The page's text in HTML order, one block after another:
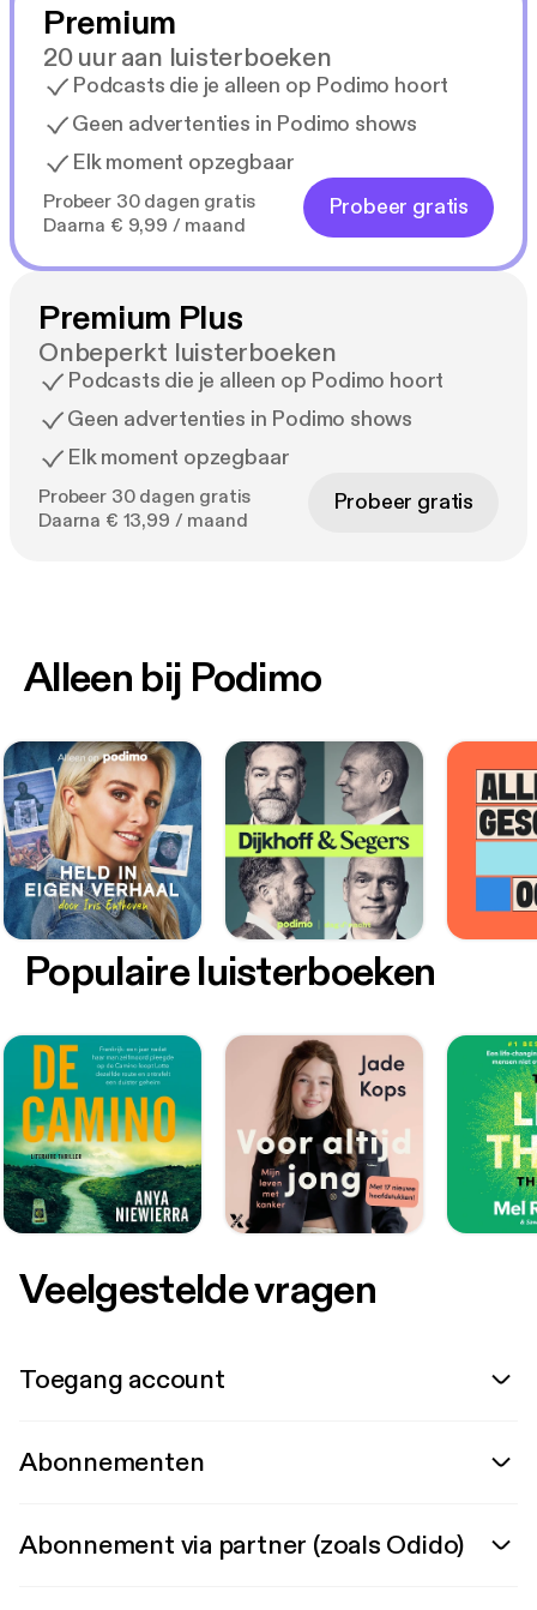
Premium
20 uur aan luisterboeken
Podcasts die je alleen op Podimo hoort
Geen advertenties in Podimo shows
Elk moment opzegbaar
Probeer 30 dagen gratis
Daarna € 9,99 / maand
Probeer gratis
Premium Plus
Onbeperkt luisterboeken
Podcasts die je alleen op Podimo hoort
Geen advertenties in Podimo shows
Elk moment opzegbaar
Probeer 30 dagen gratis
Daarna € 13,99 / maand
Probeer gratis
Alleen bij Podimo
Populaire luisterboeken
Veelgestelde vragen
Toegang account
Abonnementen
Abonnement via partner (zoals Odido)